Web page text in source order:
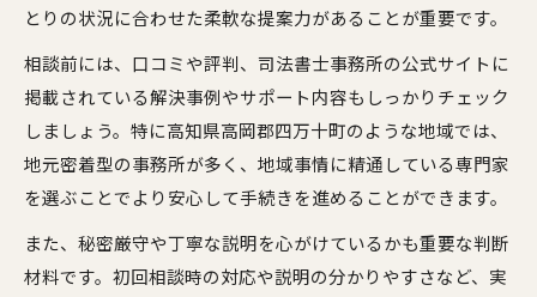
信頼できる専門家の見つけ方を徹底解説
とりの状況に合わせた柔軟な提案力があることが重要です。
相談前には、口コミや評判、司法書士事務所の公式サイトに
掲載されている解決事例やサポート内容もしっかりチェック
しましょう。特に高知県高岡郡四万十町のような地域では、
地元密着型の事務所が多く、地域事情に精通している専門家
を選ぶことでより安心して手続きを進めることができます。
また、秘密厳守や丁寧な説明を心がけているかも重要な判断
材料です。初回相談時の対応や説明の分かりやすさなど、実